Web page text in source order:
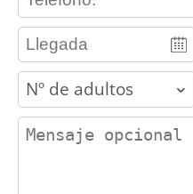
adults
contact_message